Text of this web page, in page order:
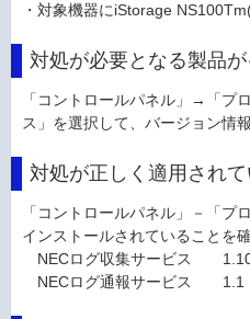
・対象機器にiStorage
対処が必要となる製品
「コントロールパネル」→「プ
ス」を選択して、バージョン情
対処が正しく適用され
「コントロールパネル」－「
インストールされていることを
NECログ収集サービス
NECログ通報サービス 1.1